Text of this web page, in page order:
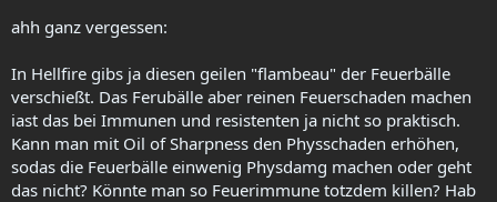
ahh ganz vergessen:
In Hellfire gibs ja diesen geilen "flambeau" der Feuerbälle
verschießt. Das Ferubälle aber reinen Feuerschaden machen
iast das bei Immunen und resistenten ja nicht so praktisch.
Kann man mit Oil of Sharpness den Physschaden erhöhen,
sodas die Feuerbälle einwenig Physdamg machen oder geht
das nicht? Könnte man so Feuerimmune totzdem killen? Hab